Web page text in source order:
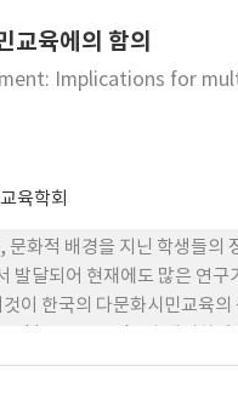
교육에의 함의
Implications for
육학회
화적 배경을 지닌 학생들의
발달되어 현재에도 많은 연
이 한국의 다문화시민교육
정체성과 주변 환경과의 상
혔다. 또한 민족․문화 정체